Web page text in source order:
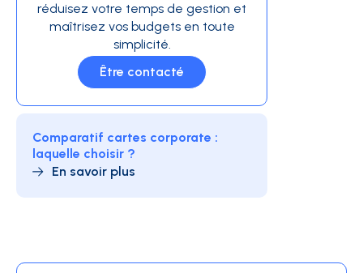
réduisez votre temps de gestion et
maîtrisez vos budgets en toute
simplicité.
Être contacté
Comparatif cartes corporate :
laquelle choisir ?
En savoir plus